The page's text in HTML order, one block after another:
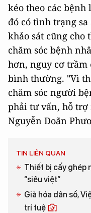
kéo theo các
đó có tình trạng
khảo sát cũng
chăm sóc bệnh
hơn, nguy cơ
bình thường. "Vì
chăm sóc người
phải tư vấn, hỗ trợ
Nguyễn Doãn
TIN LIÊN QUAN
Thiết bị cấy ghép
“siêu việt“
Già hóa dân số,
trí tuệ